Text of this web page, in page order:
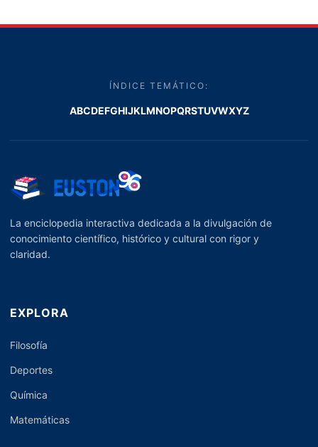
ÍNDICE TEMÁTICO:
ABCDEFGHIJKLMNOPQRSTUVWXYZ
La enciclopedia interactiva dedicada a la divulgación de
conocimiento científico, histórico y cultural con rigor y
claridad.
EXPLORA
Filosofía
Deportes
Química
Matemáticas